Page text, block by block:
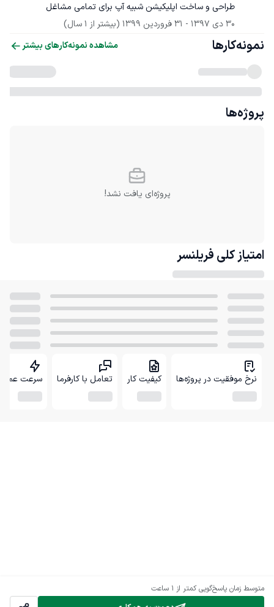
متوسط زمان پاسخ‌گویی کمتر از 1 ساعت
طراحی و ساخت اپلیکیشن شبیه آپ برای تمامی مشاغل
30 دی 1397
- 31 فروردین 1399 (بیشتر از 1 سال)
نمونه‌کارها مشاهده نمونه‌کارهای بیشتر
پروژه‌ها
پروژه‌ای یافت نشد!
امتیاز کلی فریلنسر
نرخ موفقیت در پروژه‌ها کیفیت کار تعامل با کارفرما سرعت عمل